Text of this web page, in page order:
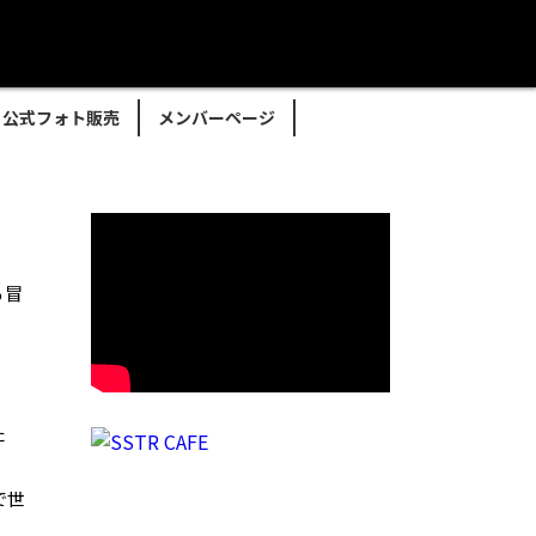
公式フォト販売 メンバーページ
世